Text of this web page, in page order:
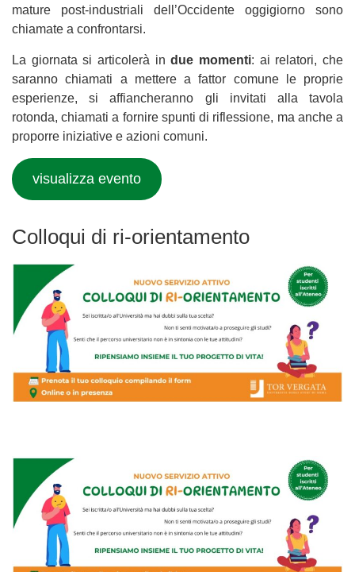
mature post-industriali dell’Occidente oggigiorno sono
chiamate a confrontarsi.
La giornata si articolerà indue momenti: ai relatori, che
saranno chiamati a mettere a fattor comune le proprie
esperienze, si affiancheranno gli invitati alla tavola
rotonda, chiamati a fornire spunti di riflessione, ma anche a
proporre iniziative e azioni comuni.
visualizza evento
Colloqui di ri-orientamento